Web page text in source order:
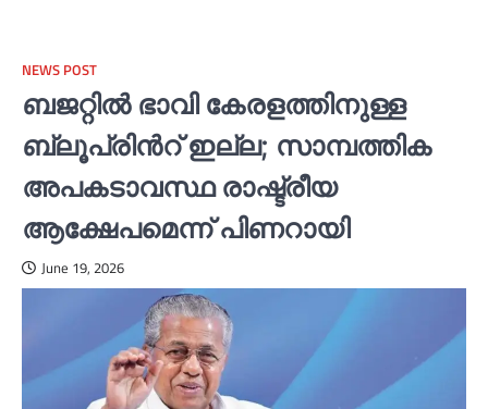
NEWS POST
ബജറ്റില്‍ ഭാവി കേരളത്തിനുള്ള
ബ്ലൂപ്രിന്‍റ് ഇല്ല; സാമ്പത്തിക
അപകടാവസ്ഥ രാഷ്ട്രീയ
ആക്ഷേപമെന്ന് പിണറായി
June 19, 2026